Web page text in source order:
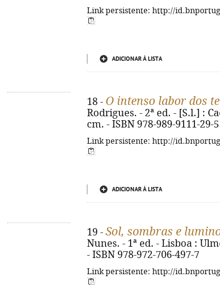
Link persistente: http://
ADICIONAR À LISTA
18 - O intenso labor dos
Rodrigues. - 2ª ed. - [S.l.] :
cm. - ISBN 978-989-9111-29-5
Link persistente: http://
ADICIONAR À LISTA
19 - Sol, sombras e
Nunes. - 1ª ed. - Lisboa :
- ISBN 978-972-706-497-7
Link persistente: http://